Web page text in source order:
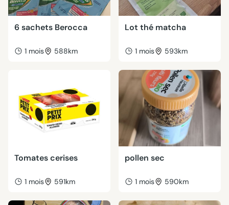
6 sachets Berocca
1 mois 588km
Lot thé matcha
1 mois 593km
Tomates cerises
1 mois 591km
pollen sec
1 mois 590km